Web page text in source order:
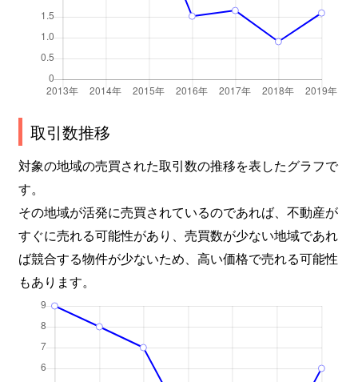
取引数推移
対象の地域の売買された取引数の推移を表したグラフで
す。
その地域が活発に売買されているのであれば、不動産が
すぐに売れる可能性があり、売買数が少ない地域であれ
ば競合する物件が少ないため、高い価格で売れる可能性
もあります。